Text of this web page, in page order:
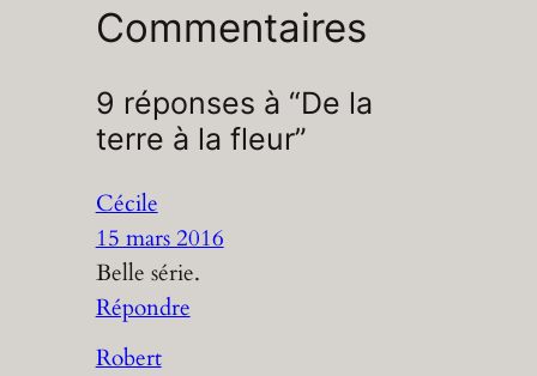
Commentaires
9 réponses à “De la
terre à la fleur”
Cécile
15 mars 2016
Belle série.
Répondre
Robert